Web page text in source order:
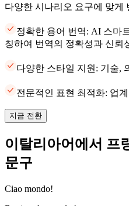
다양한 시나리오 요구에 맞게
정확한 용어 번역: AI 스마
칭하여 번역의 정확성과 신뢰
다양한 스타일 지원: 기술,
전문적인 표현 최적화: 업
지금 전환
이탈리아어에서 프
문구
Ciao mondo!